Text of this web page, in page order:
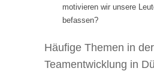
motivieren wir unsere
befassen?
Häufige Themen in der
Teamentwicklung in